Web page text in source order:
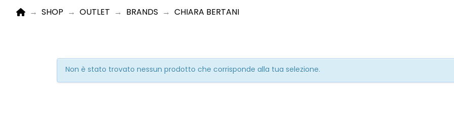
HOME
→ SHOP → OUTLET → BRANDS → CHIARA BERTANI
Non è stato trovato nessun prodotto che corrisponde alla tua selezione.